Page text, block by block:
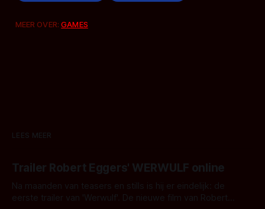
MEER OVER:GAMES
LEES MEER
Trailer Robert Eggers' WERWULF online
Na maanden van teasers en stills is hij er eindelijk: de
eerste trailer van 'Werwulf'. De nieuwe film van Robert